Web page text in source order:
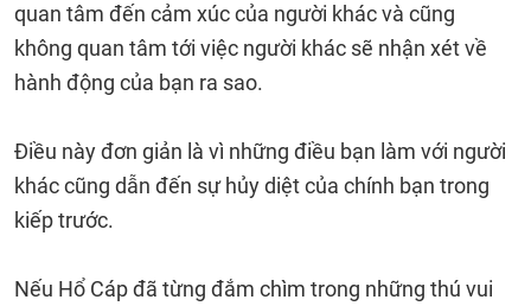
quan tâm đến cảm xúc của người khác và cũng
không quan tâm tới việc người khác sẽ nhận xét về
hành động của bạn ra sao.
Điều này đơn giản là vì những điều bạn làm với người
khác cũng dẫn đến sự hủy diệt của chính bạn trong
kiếp trước.
Nếu Hổ Cáp đã từng đắm chìm trong những thú vui